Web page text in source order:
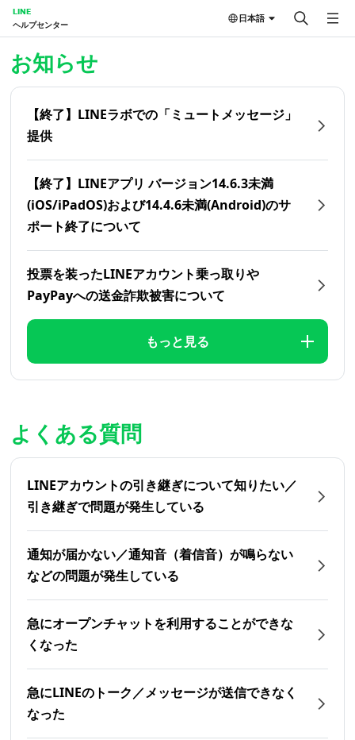
LINE
ヘルプセンター
日本語
お知らせ
【終了】LINEラボでの「ミュートメッセージ」
提供
【終了】LINEアプリ バージョン14.6.3未満
(iOS/iPadOS)および14.4.6未満(Android)のサ
ポート終了について
投票を装ったLINEアカウント乗っ取りや
PayPayへの送金詐欺被害について
もっと見る
よくある質問
LINEアカウントの引き継ぎについて知りたい／
引き継ぎで問題が発生している
通知が届かない／通知音（着信音）が鳴らない
などの問題が発生している
急にオープンチャットを利用することができな
くなった
急にLINEのトーク／メッセージが送信できなく
なった